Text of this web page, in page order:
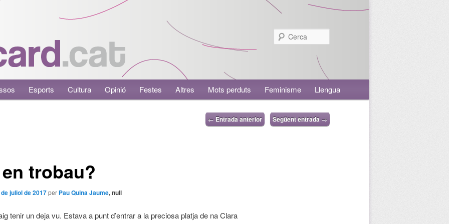
Esports Cultura Opinió Festes Altres Mots perduts Feminisme Llengua
← Entrada anterior Següent entrada →
trobau?
juliol de 2017per Pau Quina Jaume, null
tenir un deja vu. Estava a punt d’entrar a la preciosa platja de na Clara